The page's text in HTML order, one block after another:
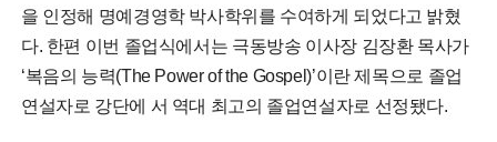
을 인정해 명예경영학 박사학위를 수여하게 되었다고 밝혔
다. 한편 이번 졸업식에서는 극동방송 이사장 김장환 목사가
‘복음의 능력(The Power of the Gospel)’이란 제목으로 졸업
연설자로 강단에 서 역대 최고의 졸업연설자로 선정됐다.